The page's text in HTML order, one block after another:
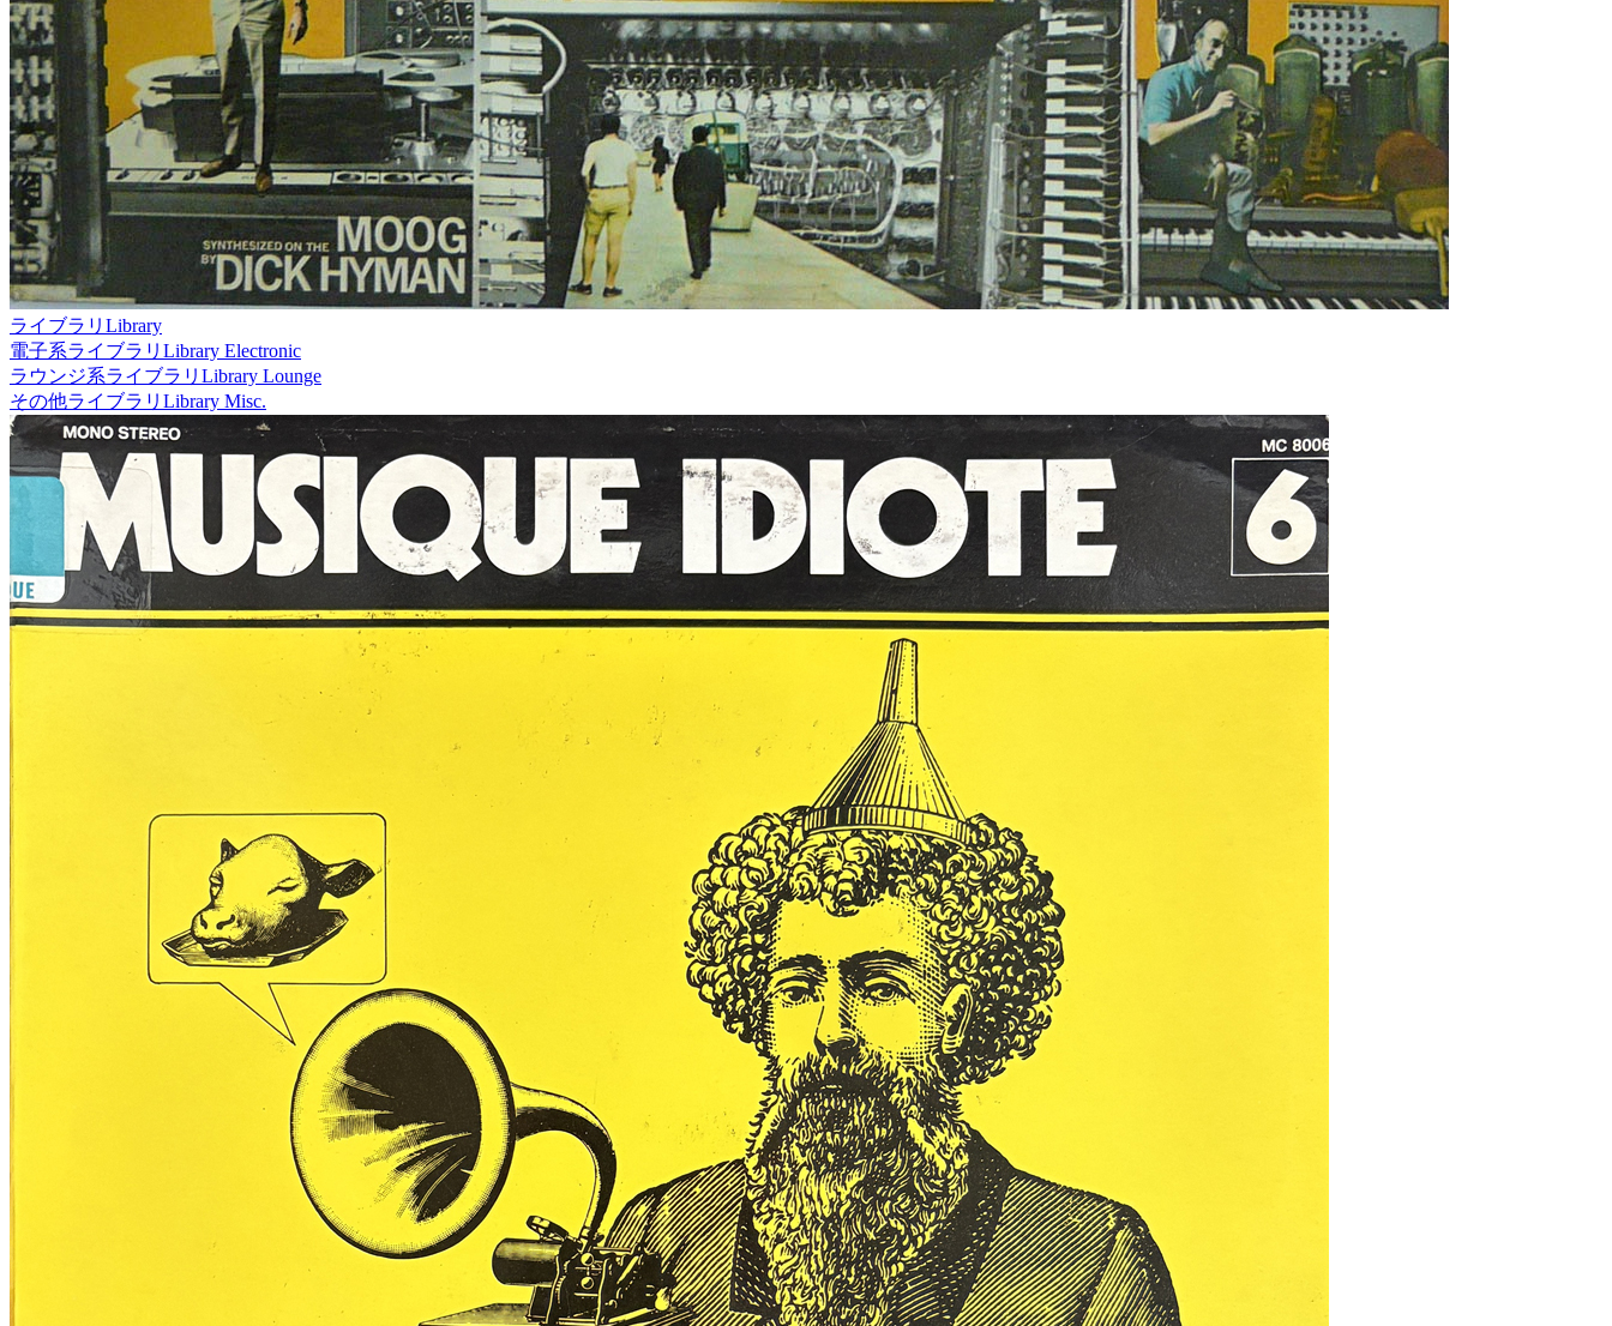
ライブラリ Library
電子系ライブラリ Library Electronic
ラウンジ系ライブラリ Library Lounge
その他ライブラリ Library Misc.